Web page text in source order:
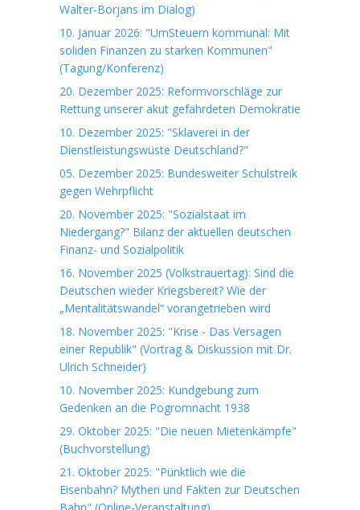
Walter-Borjans im Dialog)
10. Januar 2026: "UmSteuern kommunal: Mit
soliden Finanzen zu starken Kommunen"
(Tagung/Konferenz)
20. Dezember 2025: Reformvorschläge zur
Rettung unserer akut gefährdeten Demokratie
10. Dezember 2025: "Sklaverei in der
Dienstleistungswüste Deutschland?"
05. Dezember 2025: Bundesweiter Schulstreik
gegen Wehrpflicht
20. November 2025: "Sozialstaat im
Niedergang?" Bilanz der aktuellen deutschen
Finanz- und Sozialpolitik
16. November 2025 (Volkstrauertag): Sind die
Deutschen wieder Kriegsbereit? Wie der
„Mentalitätswandel“ vorangetrieben wird
18. November 2025: "Krise - Das Versagen
einer Republik" (Vortrag & Diskussion mit Dr.
Ulrich Schneider)
10. November 2025: Kundgebung zum
Gedenken an die Pogromnacht 1938
29. Oktober 2025: "Die neuen Mietenkämpfe"
(Buchvorstellung)
21. Oktober 2025: "Pünktlich wie die
Eisenbahn? Mythen und Fakten zur Deutschen